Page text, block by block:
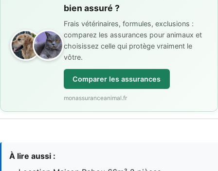
bien assuré ?
Frais vétérinaires, formules, exclusions :
comparez les assurances pour animaux et
choisissez celle qui protège vraiment le
vôtre.
Comparer les assurances
monassuranceanimal.fr
À lire aussi :